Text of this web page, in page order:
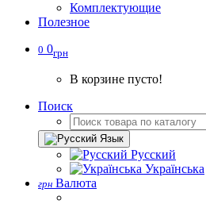
Комплектующие
Полезное
0 0грн
В корзине пусто!
Поиск
Язык
Русский
Українська
грн Валюта